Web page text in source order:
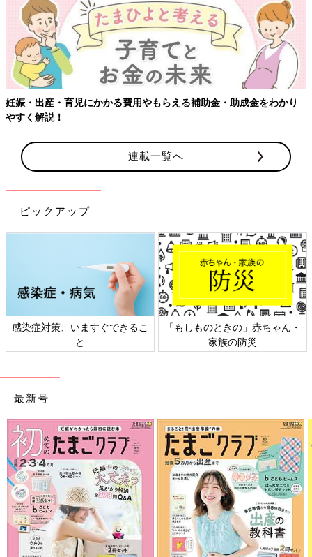
て、大好きなDVDを見せたり本を読んだりもしました。
あとは飲み物を飲ませたり毛布でくるんだり音楽を聞かせた
り…、と色々試しました。
日中は支援センターに行って遊ばせたり、お昼寝を途中で起こし
たりもしたかな。
試行錯誤しながら「当たればラッキー」くらいの心構えで、方法
を探してました。
安心できるような方法を探す
り厚くない掛け布団だけ）そして、のけぞって嫌がるときは、放
置でいいと思いますが、抱っこできるときは、背中の肩甲骨の間
マッサージしてました。落ち着くツボ？があると聞いたので…。
ずーっとそれは続けてたので2歳くらいになると、
「イヤイヤ虫をバイバイする儀式」（イヤな気持ち、不安な気持
ちを取り除くこと）と呼ぶようになって、子どものほうから寝る
前に「イヤイヤ虫、して～」と言ってくるようになりました。
11歳になった今でも、ちょっと不安で眠れないときは、背中をさ
すってあげています。子どもによって、不快感や不安感の原因や
解消法は違いますけど、きっとピタッと合う方法が見つかるとき
おしゃぶり様々でした
下の子の夜泣きで上の子が起きないように、おしゃぶり使ってま
した。初めはおしゃぶりに抵抗ありましたが、上の子のために
も…と解禁。おしゃぶり咥えたいけど途中で外れちゃう～という
感じで使うのがヘタだったので、口から外れないように軽く手を
添えてあげていました。うちは完ミだったので添い乳出来ずに夜
間はおしゃぶり作戦でした。うちの場合は、おしゃぶり作戦は成
功で、2ヶ月くらい経つと自分の指しゃぶりが上達し、おしゃぶ
り卒業しました。今もたまに起きますが泣かずにゴソゴソして指
しゃぶりでまた寝ます。口元さみしいだけなら、おしゃぶりも効
妊娠・出産・育児にかかる費用やもらえる補助金・助成金をわかり
やすく解説！
連載一覧へ
ピックアップ
感染症対策、いますぐできるこ
と
「もしものときの」赤ちゃん・
家族の防災
最新号